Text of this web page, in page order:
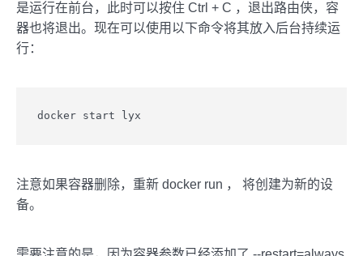
是运行在前台，此时可以按住 Ctrl + C ，退出路由侠，容
器也将退出。现在可以使用以下命令将其放入后台持续运
行：
docker start lyx
注意如果容器删除，重新 docker run ， 将创建为新的设
备。